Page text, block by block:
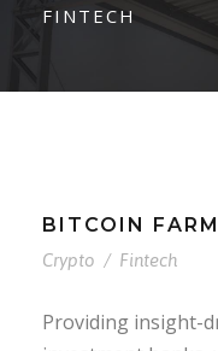
FINTECH
BITCOIN
Crypto / Fintech
Providing insight-